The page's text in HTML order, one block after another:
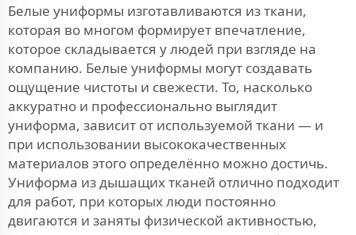
Белые униформы изготавливаются из ткани,
которая во многом формирует впечатление,
которое складывается у людей при взгляде на
компанию. Белые униформы могут создавать
ощущение чистоты и свежести. То, насколько
аккуратно и профессионально выглядит
униформа, зависит от используемой ткани — и
при использовании высококачественных
материалов этого определённо можно достичь.
Униформа из дышащих тканей отлично подходит
для работ, при которых люди постоянно
двигаются и заняты физической активностью,